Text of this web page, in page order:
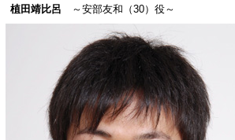
植田靖比呂 ～安部友和（30）役～